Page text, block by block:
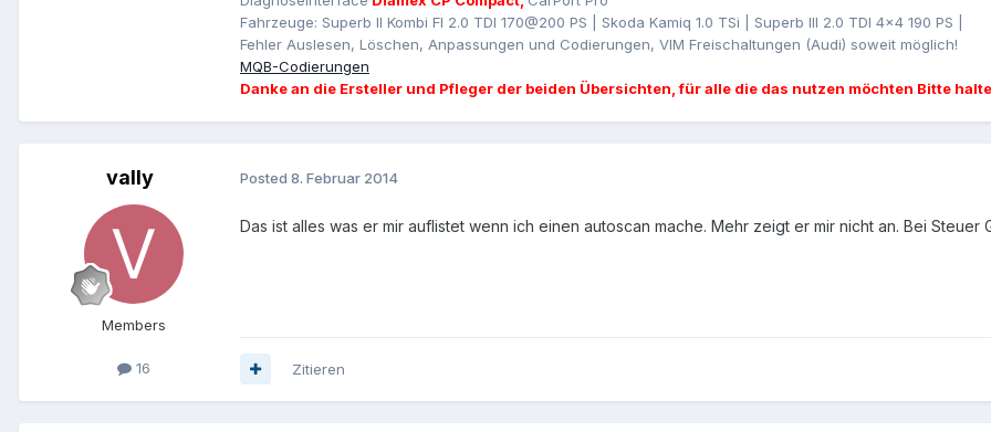
Fahrzeuge: Superb II Kombi Fl 2.0 TDI 170@200 PS | Skoda Kamiq 1.0 TSi | Superb III 2.0 TDI 4x4 190 PS |
Fehler Auslesen, Löschen, Anpassungen und Codierungen, VIM Freischaltungen (Audi) soweit möglich!
MQB-Codierungen
Danke an die Ersteller und Pfleger der beiden Übersichten, für alle die das nutzen möchten Bitte
vally
Members
16
Posted 8. Februar 2014
Das ist alles was er mir auflistet wenn ich einen autoscan mache. Mehr zeigt er mir nicht an. Bei
Zitieren